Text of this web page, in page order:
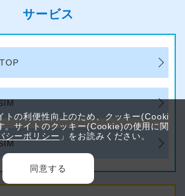
サービス
トの利便性向上のため、クッキー(Cooki
。サイトのクッキー(Cookie)の使用に関
シーポリシー 」をお読みください。
同意する